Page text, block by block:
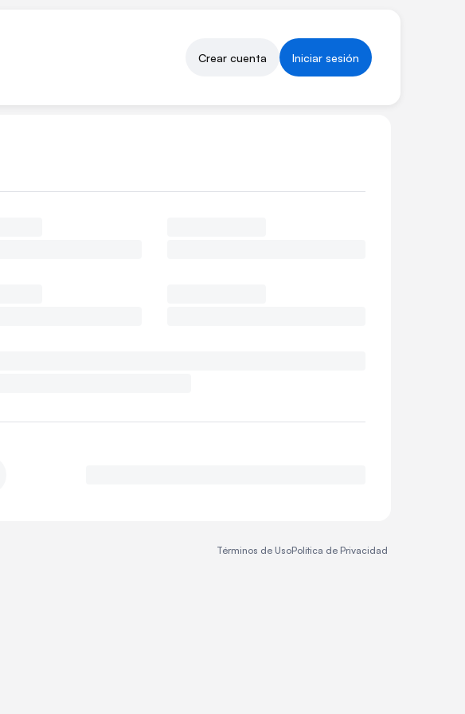
Crear cuenta Iniciar sesión
Términos de UsoPolítica de Privacidad